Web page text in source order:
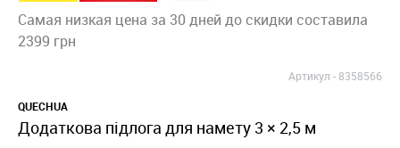
Самая низкая цена за 30 дней до скидки составила
2399 грн
Артикул -8358566
QUECHUA
Додаткова підлога для намету 3 × 2,5 м